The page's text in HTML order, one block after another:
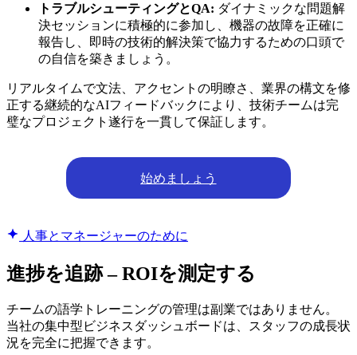
トラブルシューティングとQA: ダイナミックな問題解
決セッションに積極的に参加し、機器の故障を正確に
報告し、即時の技術的解決策で協力するための口頭で
の自信を築きましょう。
リアルタイムで文法、アクセントの明瞭さ、業界の構文を修
正する継続的なAIフィードバックにより、技術チームは完
璧なプロジェクト遂行を一貫して保証します。
始めましょう
人事とマネージャーのために
進捗を追跡 – ROIを測定する
チームの語学トレーニングの管理は副業ではありません。
当社の集中型ビジネスダッシュボードは、スタッフの成長状
況を完全に把握できます。